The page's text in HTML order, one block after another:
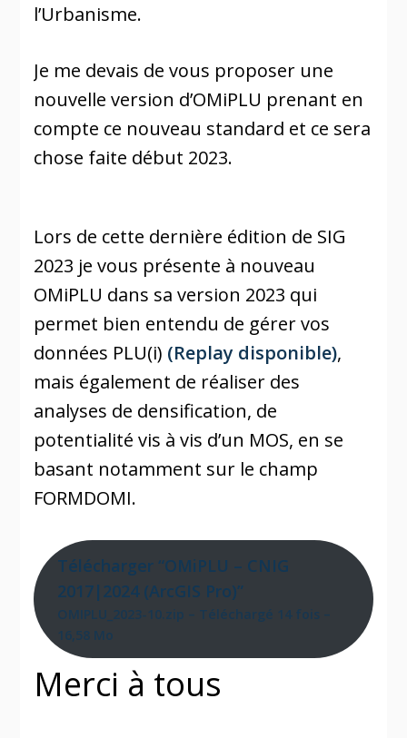
l’Urbanisme.
Je me devais de vous proposer une
nouvelle version d’OMiPLU prenant en
compte ce nouveau standard et ce sera
chose faite début 2023.
Lors de cette dernière édition de SIG
2023 je vous présente à nouveau
OMiPLU dans sa version 2023 qui
permet bien entendu de gérer vos
données PLU(i) (Replay disponible),
mais également de réaliser des
analyses de densification, de
potentialité vis à vis d’un MOS, en se
basant notamment sur le champ
FORMDOMI.
Télécharger “OMiPLU – CNIG
2017|2024 (ArcGIS Pro)”
OMIPLU_2023-10.zip – Téléchargé 14 fois –
16,58 Mo
Merci à tous